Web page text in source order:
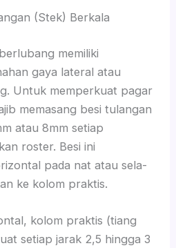
(Stek) Berkala
memiliki
gaya lateral atau
Untuk memperkuat pagar
memasang besi tulangan
atau 8mm setiap
roster. Besi ini
pada nat atau sela-
ke kolom praktis.
kolom praktis (tiang
setiap jarak 2,5 hingga 3